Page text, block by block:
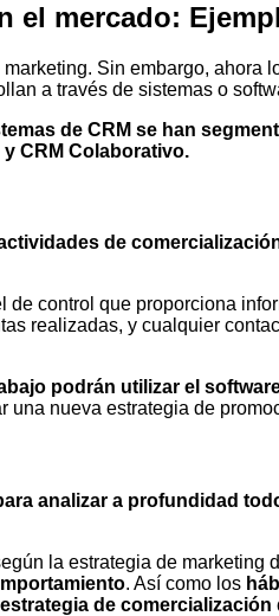
el mercado:
Sin embargo, ahora
a través de sistemas o
de CRM se han
CRM Colaborativo.
de
de control que proporciona
realizadas, y cualquier
podrán utilizar el
una nueva estrategia de
analizar a profundidad
la estrategia de marketing
. Así como los
de